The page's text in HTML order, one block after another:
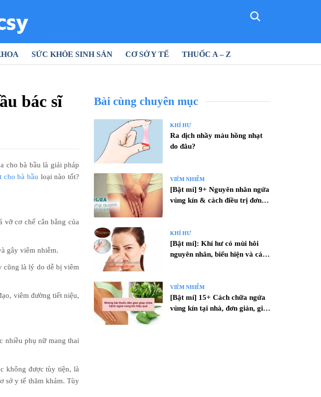
SỨC KHỎE SINH SẢN CƠ SỞ Y TẾ THUỐC A – Z
bác sĩ
cho bà bầu là giải pháp
cho bà bầu loại nào tốt?
vỡ cơ chế cân bằng của
gây viêm nhiễm.
cũng là lý do dễ bị viêm
viêm đường tiết niệu,
nhiều phụ nữ mang thai
không được tùy tiện, là
sở y tế thăm khám. Tùy
Bài cùng chuyên mục
KHÍ HƯ
Ra dịch nhầy màu hồng nhạt
do đâu?
VIÊM NHIỄM
[Bật mí] 9+ Nguyên nhân ngứa
vùng kín & cách điều trị đơn
KHÍ HƯ
[Bật mí]: Khí hư có mùi hôi
nguyên nhân, biểu hiện và cách
VIÊM NHIỄM
[Bật mí] 15+ Cách chữa ngứa
vùng kín tại nhà, đơn giản, giá